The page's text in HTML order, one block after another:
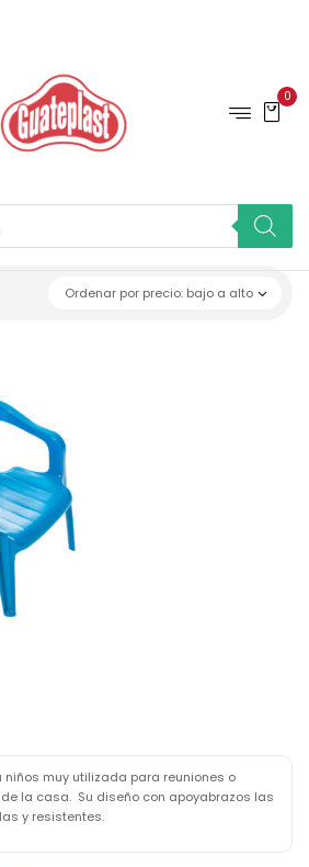
0
Ordenar por precio: bajo a alto
niños muy utilizada para reuniones o
la casa. Su diseño con apoyabrazos las
y resistentes.